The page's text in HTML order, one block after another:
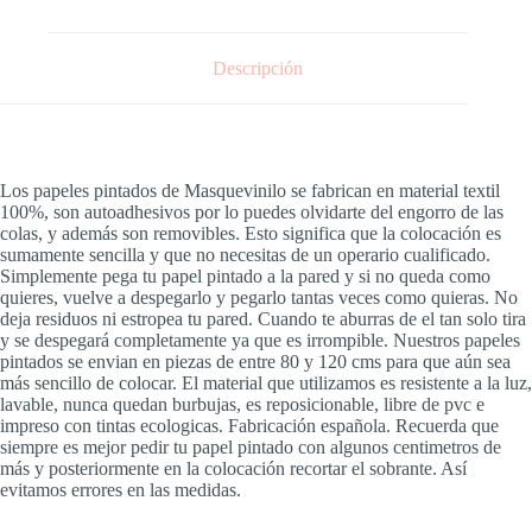
Descripción
Los papeles pintados de Masquevinilo se fabrican en material textil
100%, son autoadhesivos por lo puedes olvidarte del engorro de las
colas, y además son removibles. Esto significa que la colocación es
sumamente sencilla y que no necesitas de un operario cualificado.
Simplemente pega tu papel pintado a la pared y si no queda como
quieres, vuelve a despegarlo y pegarlo tantas veces como quieras. No
deja residuos ni estropea tu pared. Cuando te aburras de el tan solo tira
y se despegará completamente ya que es irrompible. Nuestros papeles
pintados se envian en piezas de entre 80 y 120 cms para que aún sea
más sencillo de colocar. El material que utilizamos es resistente a la luz,
lavable, nunca quedan burbujas, es reposicionable, libre de pvc e
impreso con tintas ecologicas. Fabricación española. Recuerda que
siempre es mejor pedir tu papel pintado con algunos centimetros de
más y posteriormente en la colocación recortar el sobrante. Así
evitamos errores en las medidas.